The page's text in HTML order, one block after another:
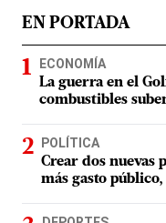
EN PORTADA
ECONOMÍA
La guerra en el
combustibles
POLÍTICA
Crear dos nuevas
más gasto